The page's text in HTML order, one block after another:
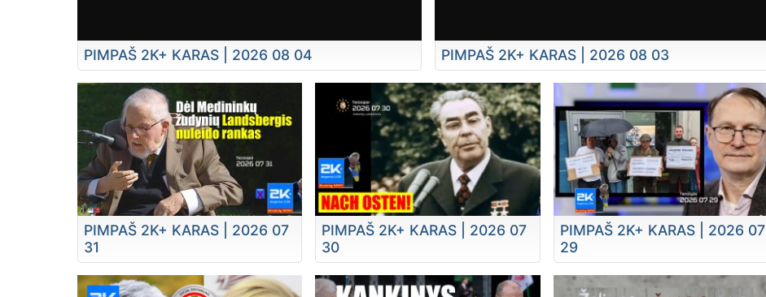
PIMPAŠ 2K+ KARAS | 2026 08 04 PIMPAŠ 2K+ KARAS | 2026 08 03
PIMPAŠ 2K+ KARAS | 2026 07
31
PIMPAŠ 2K+ KARAS | 2026 07
30
PIMPAŠ 2K+ KARAS | 2026 07
29